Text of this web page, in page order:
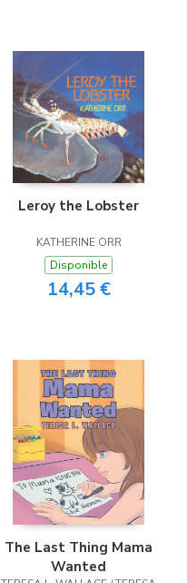
Leroy the Lobster
KATHERINE ORR
Disponible
14,45 €
The Last Thing Mama
Wanted